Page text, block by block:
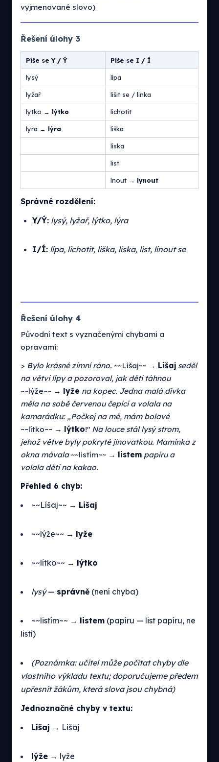
vyjmenované slovo)
Řešení úlohy 3
Píše se Y / Ý Píše se I / Í
lysý lípa
lyžař lišit se / linka
lytko → lýtko lichotit
lyra → lýra liška
líska
list
lnout → lynout
Správné rozdělení:
Y/Ý: lysý, lyžař, lýtko, lýra
I/Í: lípa, lichotit, liška, líska, list, línout se
Řešení úlohy 4
Původní text s vyznačenými chybami a
opravami:
> Bylo krásné zimní ráno. ~~Líšaj~~ → Lišaj seděl
na větvi lípy a pozoroval, jak děti táhnou
~~lýže~~ → lyže na kopec. Jedna malá dívka
měla na sobě červenou čepici a volala na
kamarádku: „Počkej na mě, mám bolavé
~~lítko~~ → lýtko!" Na louce stál lysý strom,
jehož větve byly pokryté jinovatkou. Maminka z
okna mávala~~listím~~ → listem papíru a
volala děti na kakao.
Přehled 6 chyb:
~~Líšaj~~ → Lišaj
~~lýže~~ → lyže
~~lítko~~ → lýtko
lysý— správně (není chyba)
~~listím~~ → listem (papíru — list papíru, ne
listí)
(Poznámka: učitel může počítat chyby dle
vlastního výkladu textu; doporučujeme předem
upřesnit žákům, která slova jsou chybná)
Jednoznačné chyby v textu:
Líšaj → Lišaj
lýže → lyže